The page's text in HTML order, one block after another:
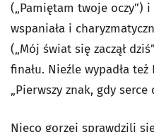
(„Pamiętam twoje oczy”)
wspaniała i
(„Mój świat się zaczął
finału. Nieźle wypadła
„Pierwszy znak, gdy serce
Nieco gorzej sprawdzili